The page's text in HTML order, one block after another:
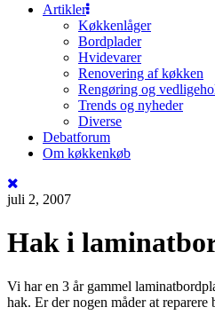
Artikler
Køkkenlåger
Bordplader
Hvidevarer
Renovering af køkken
Rengøring og
Trends og nyheder
Diverse
Debatforum
Om køkkenkøb
juli 2, 2007
Hak i
Vi har en 3 år gammel
hak. Er der nogen måder at reparere